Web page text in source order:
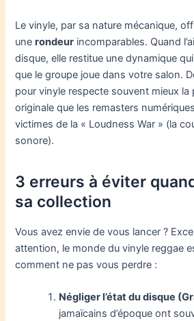
Le vinyle, par sa nature mécanique,
unerondeur incomparables. Quand
disque, elle restitue une dynamique
que le groupe joue dans votre salon.
pour vinyle respecte souvent mieux la
originale que les remasters
victimes de la « Loudness War » (la
sonore).
3 erreurs à éviter
sa collection
Vous avez envie de vous lancer ?
attention, le monde du vinyle reggae
comment ne pas vous perdre :
Négliger l’état du disque
jamaïcains d’époque ont